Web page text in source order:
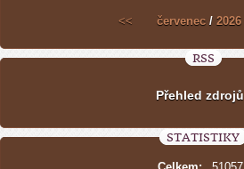
<< červenec / 2026
RSS
Přehled zdrojů
STATISTIKY